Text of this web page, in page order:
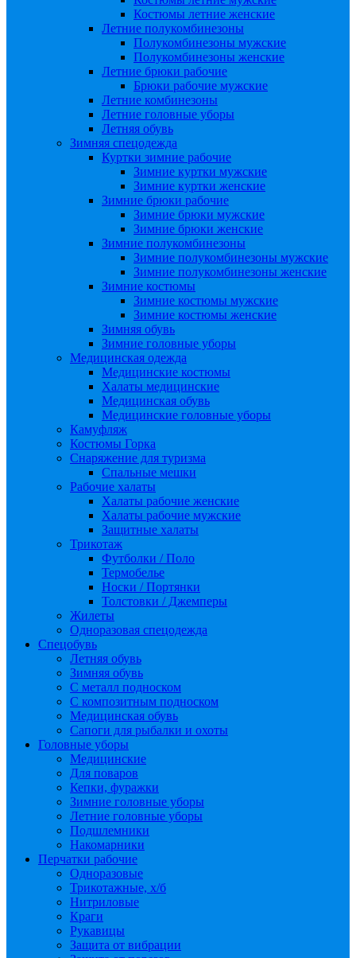
Костюмы летние женские
Летние полукомбинезоны
Полукомбинезоны мужские
Полукомбинезоны женские
Летние брюки рабочие
Брюки рабочие мужские
Летние комбинезоны
Летние головные уборы
Летняя обувь
Зимняя спецодежда
Куртки зимние рабочие
Зимние куртки мужские
Зимние куртки женские
Зимние брюки рабочие
Зимние брюки мужские
Зимние брюки женские
Зимние полукомбинезоны
Зимние полукомбинезоны мужские
Зимние полукомбинезоны женские
Зимние костюмы
Зимние костюмы мужские
Зимние костюмы женские
Зимняя обувь
Зимние головные уборы
Медицинская одежда
Медицинские костюмы
Халаты медицинские
Медицинская обувь
Медицинские головные уборы
Камуфляж
Костюмы Горка
Снаряжение для туризма
Спальные мешки
Рабочие халаты
Халаты рабочие женские
Халаты рабочие мужские
Защитные халаты
Трикотаж
Футболки / Поло
Термобелье
Носки / Портянки
Толстовки / Джемперы
Жилеты
Одноразовая спецодежда
Спецобувь
Летняя обувь
Зимняя обувь
С металл подноском
С композитным подноском
Медицинская обувь
Сапоги для рыбалки и охоты
Головные уборы
Медицинские
Для поваров
Кепки, фуражки
Зимние головные уборы
Летние головные уборы
Подшлемники
Накомарники
Перчатки рабочие
Одноразовые
Трикотажные, х/б
Нитриловые
Краги
Рукавицы
Защита от вибрации